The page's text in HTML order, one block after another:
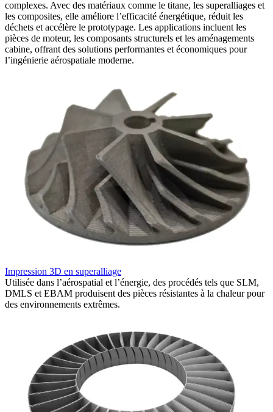
complexes. Avec des matériaux comme le titane, les superalliages et
les composites, elle améliore l’efficacité énergétique, réduit les
déchets et accélère le prototypage. Les applications incluent les
pièces de moteur, les composants structurels et les aménagements
cabine, offrant des solutions performantes et économiques pour
l’ingénierie aérospatiale moderne.
Impression 3D en superalliage
Utilisée dans l’aérospatial et l’énergie, des procédés tels que SLM,
DMLS et EBAM produisent des pièces résistantes à la chaleur pour
des environnements extrêmes.